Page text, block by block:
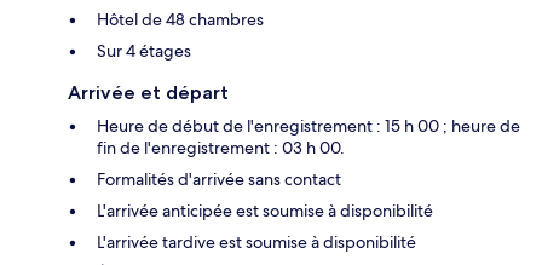
Hôtel de 48 chambres
Sur 4 étages
Arrivée et départ
Heure de début de l'enregistrement : 15 h 00 ; heure de
fin de l'enregistrement : 03 h 00.
Formalités d'arrivée sans contact
L'arrivée anticipée est soumise à disponibilité
L'arrivée tardive est soumise à disponibilité